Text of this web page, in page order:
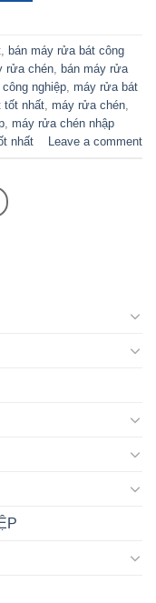
bán máy rửa bát công
rửa chén bán máy rửa
nghiệp máy rửa bát
tốt nhất máy rửa chén
máy rửa chén nhập
nhất Leave a comment